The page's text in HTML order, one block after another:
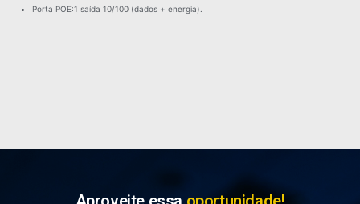
Porta POE:1 saída 10/100 (dados + energia).